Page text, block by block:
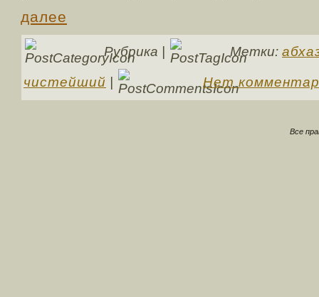
далее
Рубрика | Метки:
чистейший | Нет
Все